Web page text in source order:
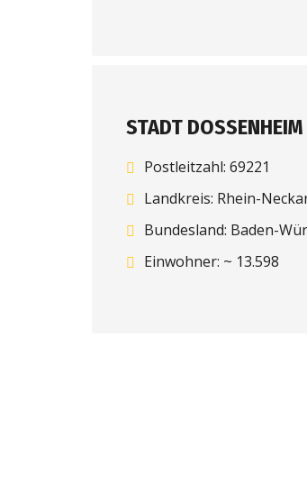
STADT DOSSENHEIM
Postleitzahl: 69221
Landkreis: Rhein-
Bundesland: Baden-
Einwohner: ~ 13.598